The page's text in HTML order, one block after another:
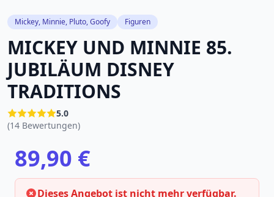
Mickey, Minnie, Pluto, Goofy Figuren
MICKEY UND MINNIE 85.
JUBILÄUM DISNEY
TRADITIONS
5.0
(14 Bewertungen)
89,90 €
Dieses Angebot ist nicht mehr verfügbar.